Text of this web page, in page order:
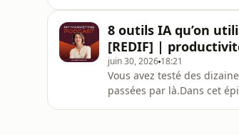
pas toujours expli
8 outils IA qu’on
[REDIF] |
juin 30, 2026 18:21
Vous avez testé des
passées par là.Dans cet